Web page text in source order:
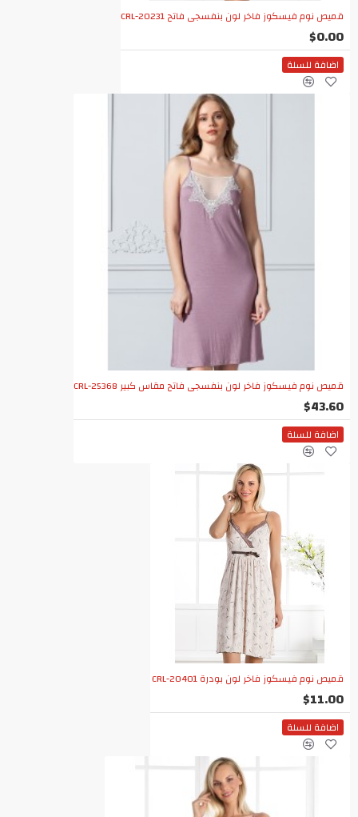
قميص نوم فيسكوز فاخر لون بنفسجي فاتح CRL-20231
$0.00
اضافة للسلة
قميص نوم فيسكوز فاخر لون بنفسجي فاتح مقاس كبير CRL-25368
$43.60
اضافة للسلة
قميص نوم فيسكوز فاخر لون بودرة CRL-20401
$11.00
اضافة للسلة